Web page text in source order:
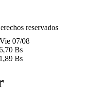
reservados
Vie 07/08
Bs
Bs